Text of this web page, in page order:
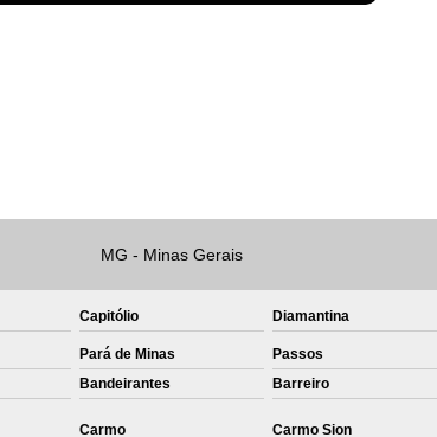
Private Label Moda Fitness Mato
Private Label Camisetas T-
Private Label de Camisetas
Private Label Têxtil
Sublimação
Sublimação de Camisetas
MG - Minas Gerais
Capitólio Diamantina
Pará de Minas Passos
Bandeirantes Barreiro
Carmo Carmo Sion